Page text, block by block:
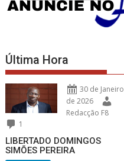
Última Hora
30 de Janeiro
de 2026
Redacção F8
1
LIBERTADO DOMINGOS
SIMÕES PEREIRA